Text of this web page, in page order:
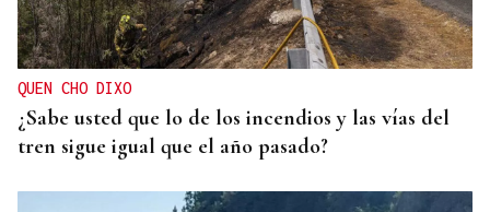
QUEN CHO DIXO
¿Sabe usted que lo de los incendios y las vías del
tren sigue igual que el año pasado?